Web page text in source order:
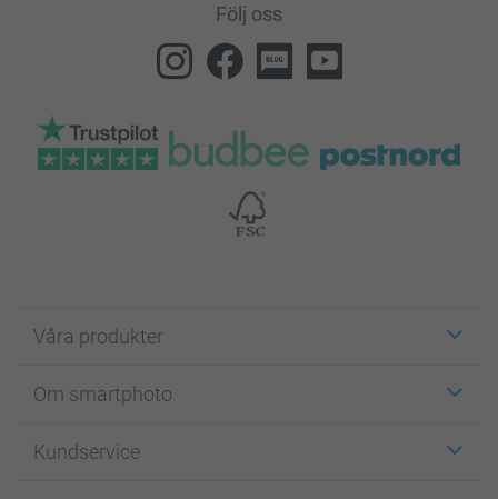
Följ oss
Våra produkter
Fotokort
Fotoböcker
Om smartphoto
För affiliates
Kundservice